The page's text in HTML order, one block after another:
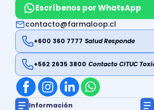
Escríbenos por WhatsApp
contacto@farmaloop.cl
+600 360 7777 Salud Responde
+562 2635 3800 Contacto CITUC
Información